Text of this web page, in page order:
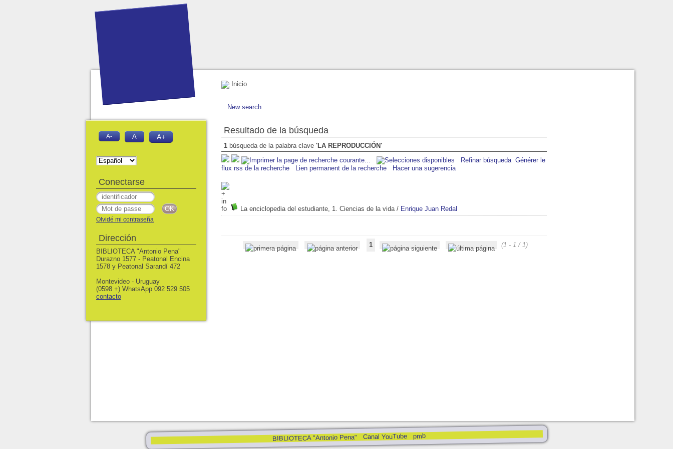
Inicio
New search
Resultado de la búsqueda
1 búsqueda de la palabra clave 'LA REPRODUCCIÓN'
Refinar búsqueda Générer le
flux rss de la recherche
Lien permanent de la recherche Hacer una sugerencia
La enciclopedia del estudiante, 1. Ciencias de la vida / Enrique Juan Redal
1 (1 - 1 / 1)
BIBLIOTECA "Antonio Pena" Canal YouTube pmb
A- A A+
Conectarse
Olvidé mi contraseña
Dirección
BIBLIOTECA "Antonio Pena"
Durazno 1577 - Peatonal Encina
1578 y Peatonal Sarandí 472
Montevideo - Uruguay
(0598 +) WhatsApp 092 529 505
contacto